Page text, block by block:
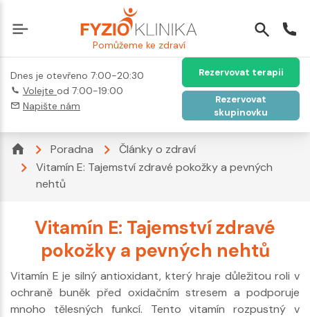
Pomůžeme ke zdraví
Dnes je otevřeno 7:00-20:30
Volejte od 7:00-19:00
Napište nám
Rezervovat terapii
Rezervovat
skupinovku
Poradna
Články o zdraví
Vitamín E: Tajemství zdravé pokožky a pevných
nehtů
Vitamín E: Tajemství zdravé
pokožky a pevných nehtů
Vitamín E je silný antioxidant, který hraje důležitou roli v
ochraně buněk před oxidačním stresem a podporuje
mnoho tělesných funkcí. Tento vitamín rozpustný v